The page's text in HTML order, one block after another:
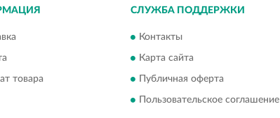
товара
СЛУЖБА ПОДДЕРЖКИ
Контакты
Карта сайта
Публичная оферта
Пользовательское соглашение